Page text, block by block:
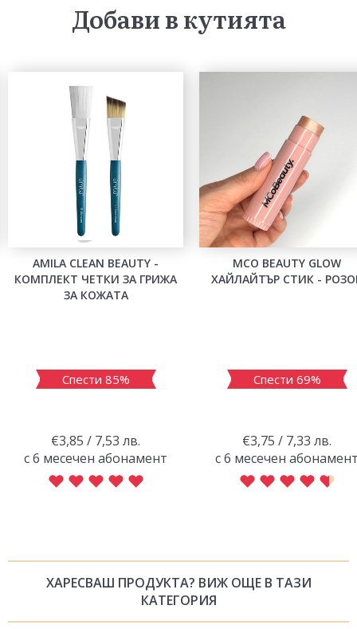
Добави в кутията
AMILA CLEAN BEAUTY -
КОМПЛЕКТ ЧЕТКИ ЗА ГРИЖА
ЗА КОЖАТА
Спести 85%
€3,85 / 7,53 лв.
с 6 месечен абонамент
MCO BEAUTY GLOW
ХАЙЛАЙТЪР СТИК -
Спести 69%
€3,75 / 7,33 лв.
с 6 месечен
ХАРЕСВАШ ПРОДУКТА? ВИЖ ОЩЕ В ТАЗИ
КАТЕГОРИЯ